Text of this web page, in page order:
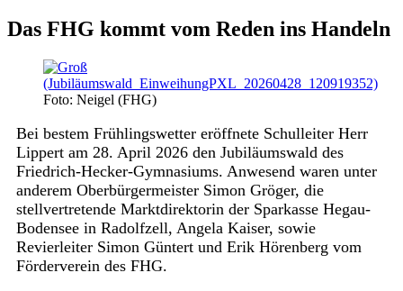
Das FHG kommt vom Reden ins Handeln
Foto: Neigel (FHG)
Bei bestem Frühlingswetter eröffnete Schulleiter Herr
Lippert am 28. April 2026 den Jubiläumswald des
Friedrich-Hecker-Gymnasiums. Anwesend waren unter
anderem Oberbürgermeister Simon Gröger, die
stellvertretende Marktdirektorin der Sparkasse Hegau-
Bodensee in Radolfzell, Angela Kaiser, sowie
Revierleiter Simon Güntert und Erik Hörenberg vom
Förderverein des FHG.